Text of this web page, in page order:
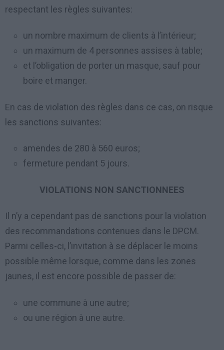
respectant les règles suivantes:
un nombre maximum de clients à l’intérieur;
un maximum de 4 personnes assises à table;
et l’obligation de porter un masque, sauf pour
boire et manger.
En cas de violation des règles dans ce cas, on risque
les sanctions suivantes:
amendes de 280 à 560 euros;
fermeture pendant 5 jours.
VIOLATIONS NON SANCTIONNEES
Il n’y a cependant pas de sanctions pour la violation
des recommandations contenues dans le DPCM.
Parmi celles-ci, l’invitation à se déplacer le moins
possible même lorsque, comme dans les zones
jaunes, il est encore possible de passer de:
une commune à une autre;
ou une région à une autre.